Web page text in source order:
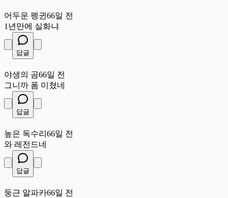
어두운 펭귄 66일 전
1년만에 실화냐
답글
야생의 곰66일 전
그니까 폼 미쳤네
답글
높은 독수리 66일 전
와 레전드네
답글
둥근 알파카66일 전